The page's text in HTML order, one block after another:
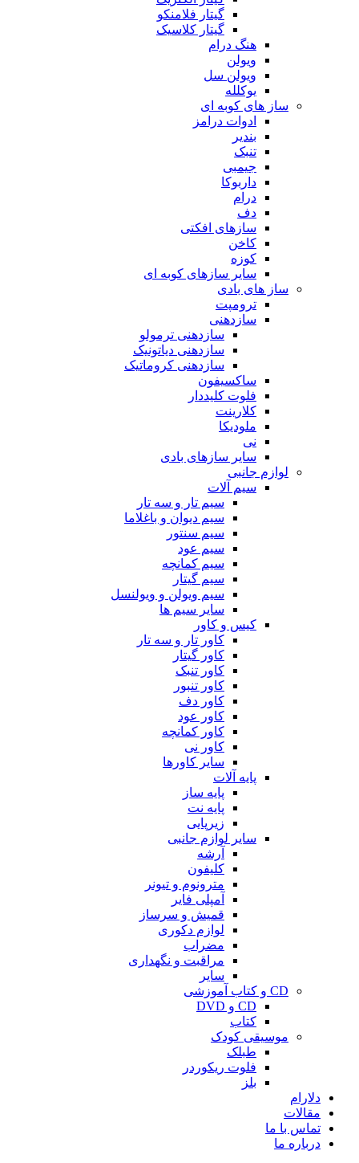
گیتار فلامنکو
گیتار کلاسیک
هنگ درام
ویولن
ویولن سل
یوکلله
ساز های کوبه ای
ادوات درامز
بندیر
تنبک
جیمبی
داربوکا
درام
دف
سازهای افکتی
کاخن
کوزه
سایر سازهای کوبه ای
ساز های بادی
ترومپت
سازدهنی
سازدهنی ترمولو
سازدهنی دیاتونیک
سازدهنی کروماتیک
ساکسیفون
فلوت کلیددار
کلارینت
ملودیکا
نی
سایر سازهای بادی
لوازم جانبی
سیم آلات
سیم تار و سه تار
سیم دیوان و باغلاما
سیم سنتور
سیم عود
سیم کمانچه
سیم گیتار
سیم ویولن و ویولنسل
سایر سیم ها
کیس و کاور
کاور تار و سه تار
کاور گیتار
کاور تنبک
کاور تنبور
کاور دف
کاور عود
کاور کمانچه
کاور نی
سایر کاورها
پایه آلات
پایه ساز
پایه نت
زیرپایی
سایر لوازم جانبی
آرشه
کلیفون
مترونوم و تیونر
آمپلی فایر
قمیش و سرساز
لوازم دکوری
مضراب
مراقبت و نگهداری
سایر
CD و کتاب آموزشی
CD و DVD
کتاب
موسیقی کودک
طبلک
فلوت ریکوردر
بلز
دلارام
مقالات
تماس با ما
درباره ما